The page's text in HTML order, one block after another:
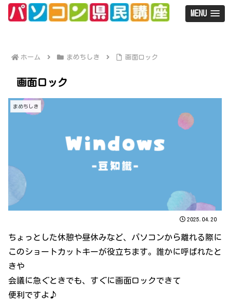
MENU
ホーム まめちしき 画面ロック
画面ロック
まめちしき
2025.04.20
ちょっとした休憩や昼休みなど、パソコンから離れる際に
このショートカットキーが役立ちます。誰かに呼ばれたと
きや
会議に急ぐときでも、すぐに画面ロックできて
便利ですよ♪